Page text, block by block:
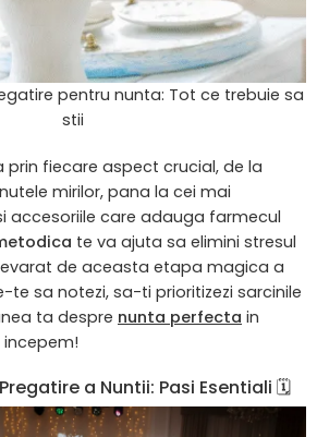
pentru nunta: Tot ce trebuie sa
stii
prin fiecare aspect crucial, de la
mirilor, pana la cei mai
accesoriile care adauga farmecul
te va ajuta sa elimini stresul
de aceasta etapa magica a
te sa notezi, sa-ti prioritizezi sarcinile
ta despre nunta perfecta in
incepem!
a Nuntii: Pasi Esentiali 🗓️